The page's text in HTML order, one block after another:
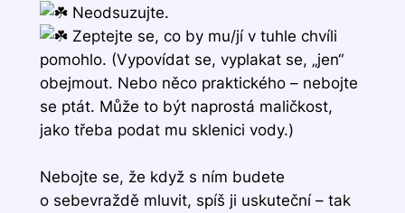
Neodsuzujte.
Zeptejte se, co by mu/jí v tuhle chvíli
pomohlo. (Vypovídat se, vyplakat se, „jen“
obejmout. Nebo něco praktického – nebojte
se ptát. Může to být naprostá maličkost,
jako třeba podat mu sklenici vody.)
Nebojte se, že když s ním budete
o sebevraždě mluvit, spíš ji uskuteční – tak